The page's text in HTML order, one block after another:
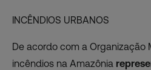
INCÊNDIOS URBANOS
De acordo com a Organização
incêndios na Amazônia